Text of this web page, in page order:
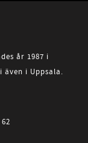
år 1987 i
även i Uppsala.